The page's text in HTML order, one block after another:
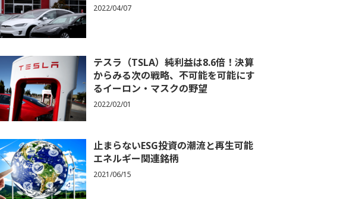
2022/04/07
テスラ（TSLA）純利益は8.6倍！決算
からみる次の戦略、不可能を可能にす
るイーロン・マスクの野望
2022/02/01
止まらないESG投資の潮流と再生可能
エネルギー関連銘柄
2021/06/15